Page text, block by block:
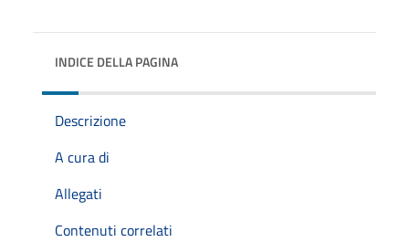
INDICE DELLA PAGINA
Descrizione
A cura di
Allegati
Contenuti correlati